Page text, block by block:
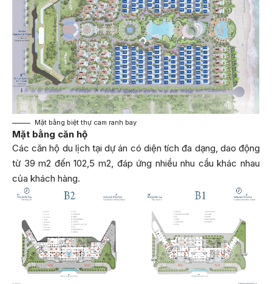
Mặt bằng biệt thự cam ranh bay
Mặt bằng căn hộ
Các căn hộ du lịch tại dự án có diện tích đa dạng, dao động
từ 39 m2 đến 102,5 m2, đáp ứng nhiều nhu cầu khác nhau
của khách hàng.